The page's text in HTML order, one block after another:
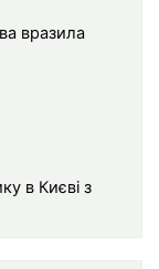
вразила
в Києві з